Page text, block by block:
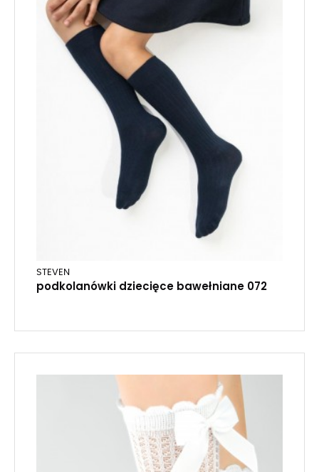
STEVEN
podkolanówki dziecięce bawełniane 072